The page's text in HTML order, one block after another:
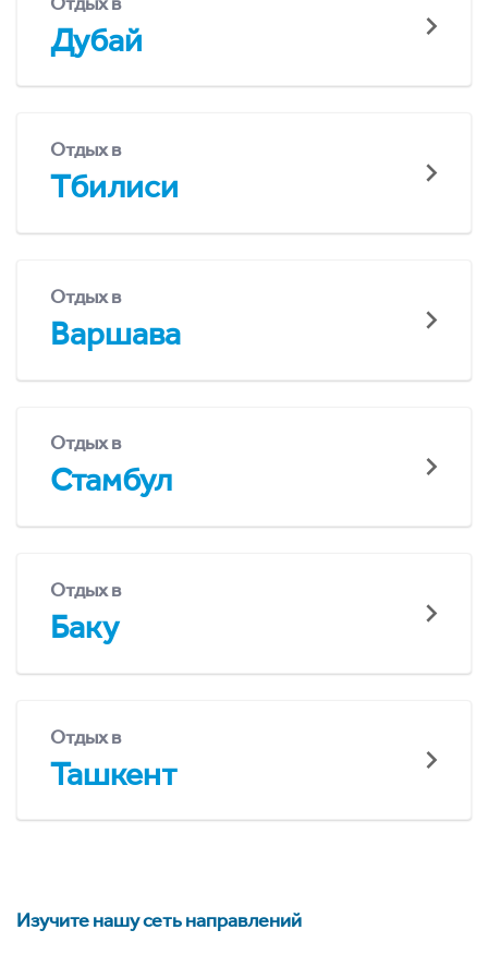
Дубай
Отдых в
Тбилиси
Отдых в
Варшава
Отдых в
Стамбул
Отдых в
Баку
Отдых в
Ташкент
Изучите нашу сеть направлений